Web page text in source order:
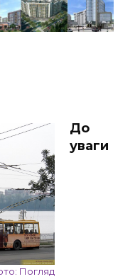
Погляд
До
уваги